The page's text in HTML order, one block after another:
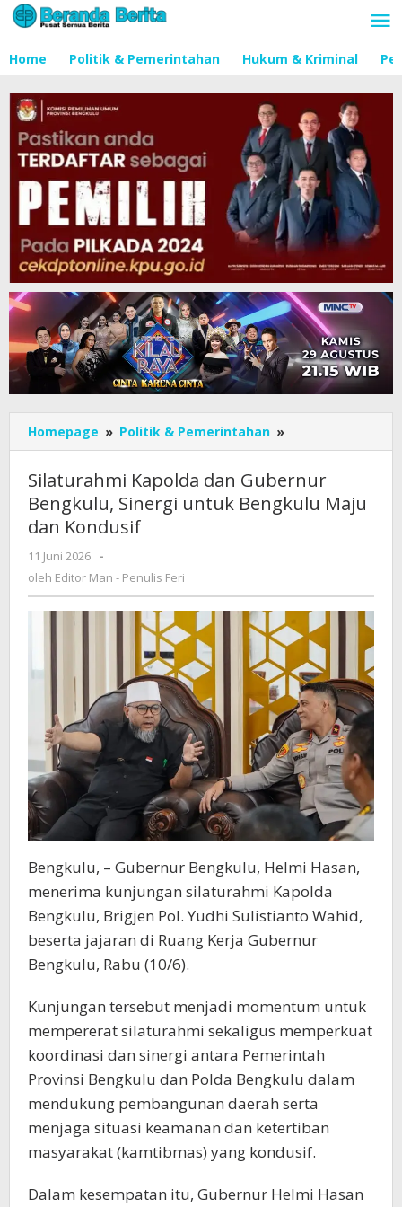
Lewati
ke
Home Politik & Pemerintahan Hukum & Kriminal
Homepage » Politik & Pemerintahan »
Kapolda
Gubernur
Bengkulu,
dan
Kondusif
Silaturahmi Kapolda dan Gubernur
Bengkulu, Sinergi untuk Bengkulu Maju
dan Kondusif
11 Juni 2026
oleh
Editor
Penulis
-
oleh Editor Man - Penulis Feri
Bengkulu, – Gubernur Bengkulu, Helmi Hasan,
menerima kunjungan silaturahmi Kapolda
Bengkulu, Brigjen Pol. Yudhi Sulistianto Wahid,
beserta jajaran di Ruang Kerja Gubernur
Bengkulu, Rabu (10/6).
Kunjungan tersebut menjadi momentum untuk
mempererat silaturahmi sekaligus memperkuat
koordinasi dan sinergi antara Pemerintah
Provinsi Bengkulu dan Polda Bengkulu dalam
mendukung pembangunan daerah serta
menjaga situasi keamanan dan ketertiban
masyarakat (kamtibmas) yang kondusif.
Dalam kesempatan itu, Gubernur Helmi Hasan